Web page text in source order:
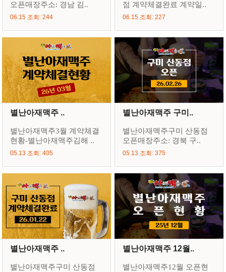
오픈매장주소: 경남 김..
06.15 조회: 244
점 계약체결완료 계약일..
06.15 조회: 227
별난아재맥주 ..
별난아재맥주3월 계약체결
현황-별난아재맥주김해 ..
05.13 조회: 405
별난아재맥주 구미..
별난아재맥주구미 산동점
오픈매장주소: 경북 구..
05.13 조회: 375
별난아재맥주 ..
별난아재맥주구미 산동점
별난아재맥주 12월..
별난아재맥주12월 오픈현